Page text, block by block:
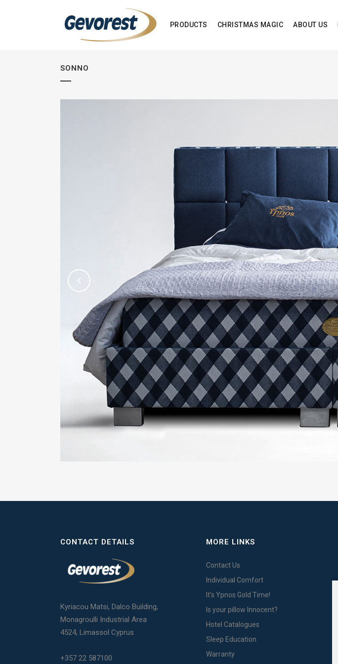
PRODUCTS CHRISTMAS MAGIC ABOUT US
SONNO
CONTACT DETAILS
Kyriacou Matsi, Dalco Building,
Monagroulli Industrial Area
4524, Limassol Cyprus
+357 22 587100
MORE LINKS
Contact Us
Individual Comfort
It's Ypnos Gold Time!
Is your pillow Innocent?
Hotel Catalogues
Sleep Education
Warranty